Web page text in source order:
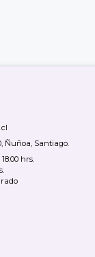
Ñuñoa, Santiago.
hrs.